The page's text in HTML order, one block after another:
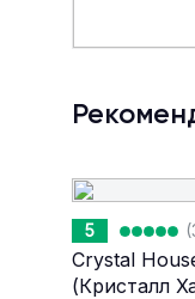
5
Crystal
(Кристалл